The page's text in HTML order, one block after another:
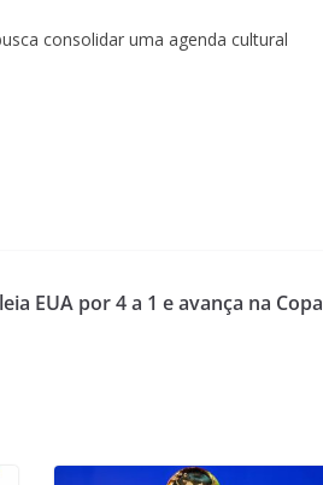
consolidar uma agenda cultural
EUA por 4 a 1 e avança na Copa